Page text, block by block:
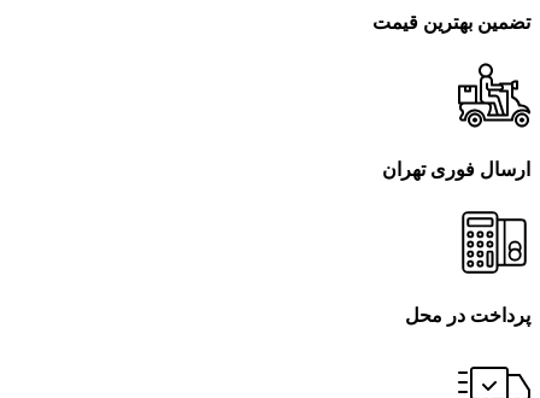
تضمین بهترین قیمت
ارسال فوری تهران
پرداخت در محل